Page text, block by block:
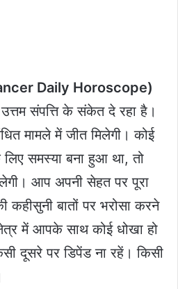
Daily Horoscope)
संपत्ति के संकेत दे रहा है।
मामले में जीत मिलेगी। कोई
समस्या बना हुआ था, तो
आप अपनी सेहत पर पूरा
कहीसुनी बातों पर भरोसा करने
में आपके साथ कोई धोखा हो
दूसरे पर डिपेंड ना रहें। किसी